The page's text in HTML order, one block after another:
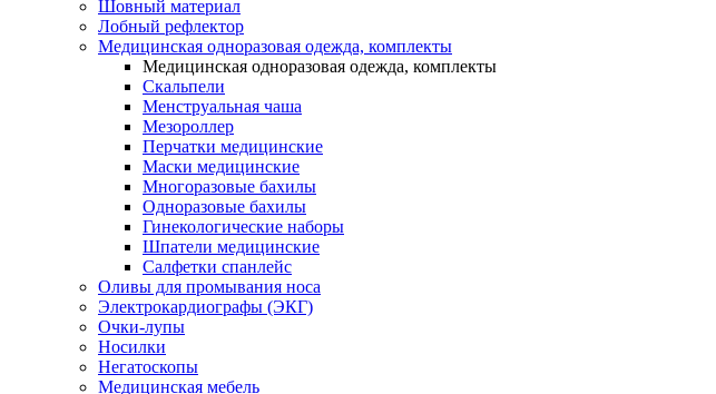
Шовный материал
Лобный рефлектор
Медицинская одноразовая одежда, комплекты
Медицинская одноразовая одежда, комплекты
Скальпели
Менструальная чаша
Мезороллер
Перчатки медицинские
Маски медицинские
Многоразовые бахилы
Одноразовые бахилы
Гинекологические наборы
Шпатели медицинские
Салфетки спанлейс
Оливы для промывания носа
Электрокардиографы (ЭКГ)
Очки-лупы
Носилки
Негатоскопы
Медицинская мебель